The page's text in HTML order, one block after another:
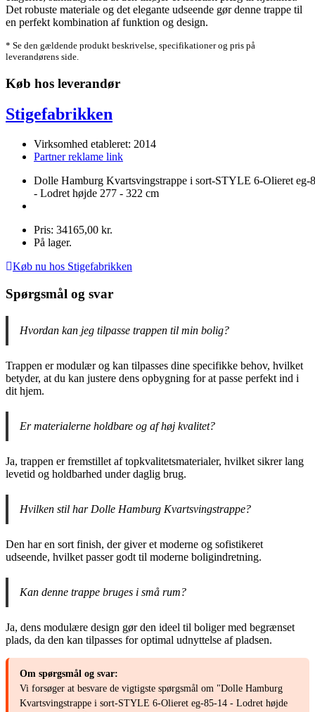
Det robuste materiale og det elegante udseende gør denne trappe til
en perfekt kombination af funktion og design.
* Se den gældende produkt beskrivelse, specifikationer og pris på
leverandørens side.
Køb hos leverandør
Stigefabrikken
Virksomhed etableret: 2014
Partner reklame link
Dolle Hamburg Kvartsvingstrappe i sort-STYLE 6-Olieret eg-
- Lodret højde 277 - 322 cm
Pris: 34165,00 kr.
På lager.
Køb nu hos Stigefabrikken
Spørgsmål og svar
Hvordan kan jeg tilpasse trappen til min bolig?
Trappen er modulær og kan tilpasses dine specifikke behov, hvilket
betyder, at du kan justere dens opbygning for at passe perfekt ind i
dit hjem.
Er materialerne holdbare og af høj kvalitet?
Ja, trappen er fremstillet af topkvalitetsmaterialer, hvilket sikrer lang
levetid og holdbarhed under daglig brug.
Hvilken stil har Dolle Hamburg Kvartsvingstrappe?
Den har en sort finish, der giver et moderne og sofistikeret
udseende, hvilket passer godt til moderne boligindretning.
Kan denne trappe bruges i små rum?
Ja, dens modulære design gør den ideel til boliger med begrænset
plads, da den kan tilpasses for optimal udnyttelse af pladsen.
Om spørgsmål og svar:
Vi forsøger at besvare de vigtigste spørgsmål om "Dolle Hamburg
Kvartsvingstrappe i sort-STYLE 6-Olieret eg-85-14 - Lodret højde